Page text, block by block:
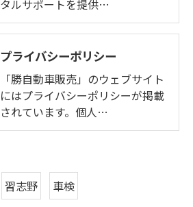
タルサポートを提供…
プライバシーポリシー
「勝自動車販売」のウェブサイト
にはプライバシーポリシーが掲載
されています。個人…
習志野 車検